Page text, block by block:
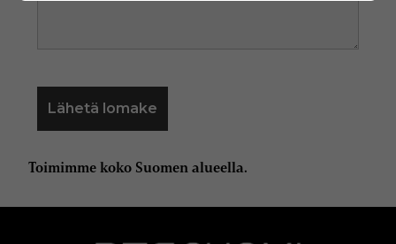
Toimimme koko Suomen alueella.